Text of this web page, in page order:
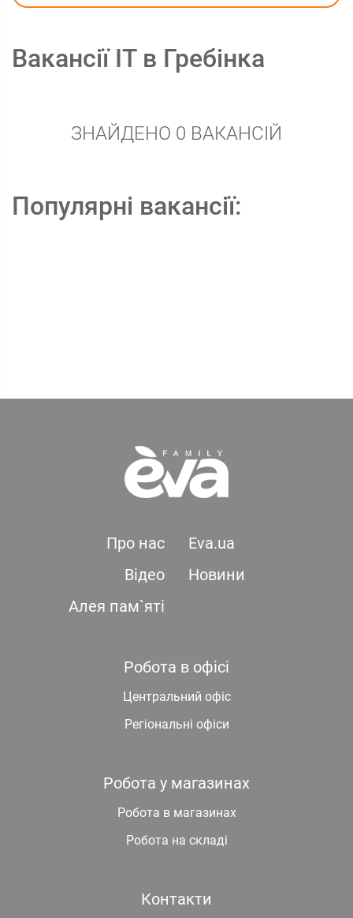
Вакансії IT в Гребінка
ЗНАЙДЕНО 0 ВАКАНСІЙ
Популярні вакансії:
Про нас
Eva.ua
Відео
Новини
Алея пам`яті
Робота в офісі
Центральний офіс
Регіональні офіси
Робота у магазинах
Робота в магазинах
Робота на складі
Контакти